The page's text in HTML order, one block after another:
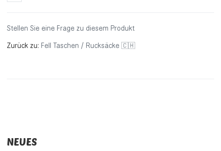
Stellen Sie eine Frage zu diesem Produkt
Zurück zu: Fell Taschen / Rucksäcke 🇨🇭
NEUES